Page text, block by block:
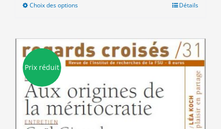
Choix des optionsCe
plusieurs
variations.
Les
peuvent
être
choisies
sur
Détails
Prix réduit